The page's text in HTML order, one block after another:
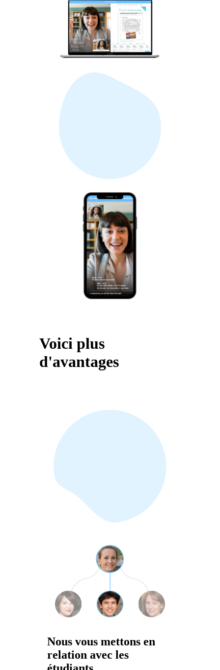
Voici plus
d'avantages
Nous vous mettons en
relation avec les